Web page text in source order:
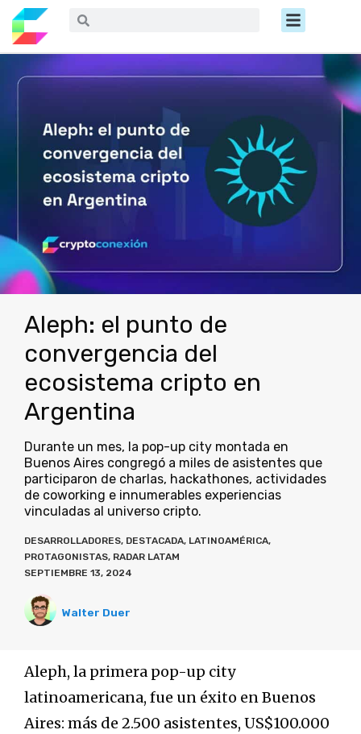
contenido
Buscar Menú
Aleph: el punto de
convergencia del
ecosistema cripto en
Argentina
Durante un mes, la pop-up city montada en
Buenos Aires congregó a miles de asistentes que
participaron de charlas, hackathones, actividades
de coworking e innumerables experiencias
vinculadas al universo cripto.
DESARROLLADORES, DESTACADA, LATINOAMÉRICA,
PROTAGONISTAS, RADAR LATAM
SEPTIEMBRE 13, 2024
Walter Duer
Aleph, la primera pop-up city
latinoamericana, fue un éxito en Buenos
Aires: más de 2.500 asistentes, US$100.000